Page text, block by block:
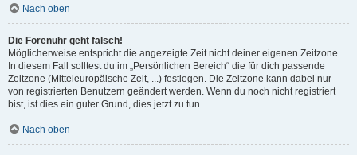
Nach oben
Die Forenuhr geht falsch!
Möglicherweise entspricht die angezeigte Zeit nicht deiner eigenen Zeitzone.
In diesem Fall solltest du im „Persönlichen Bereich“ die für dich passende
Zeitzone (Mitteleuropäische Zeit, ...) festlegen. Die Zeitzone kann dabei nur
von registrierten Benutzern geändert werden. Wenn du noch nicht registriert
bist, ist dies ein guter Grund, dies jetzt zu tun.
Nach oben